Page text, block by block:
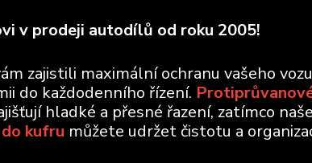
v prodeji autodílů od roku 2005!
zajistili maximální ochranu vašeho
do každodenního řízení.
hladké a přesné řazení, zatímco
kufru můžete udržet čistotu a